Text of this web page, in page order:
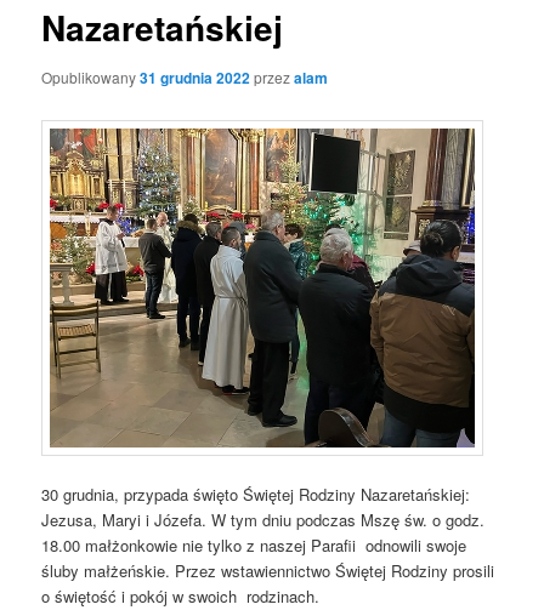
Nazaretańskiej
Opublikowany31 grudnia 2022przezalam
30 grudnia, przypada święto Świętej Rodziny Nazaretańskiej:
Jezusa, Maryi i Józefa. W tym dniu podczas Mszę św. o godz.
18.00 małżonkowie nie tylko z naszej Parafii odnowili swoje
śluby małżeńskie. Przez wstawiennictwo Świętej Rodziny prosili
o świętość i pokój w swoich rodzinach.